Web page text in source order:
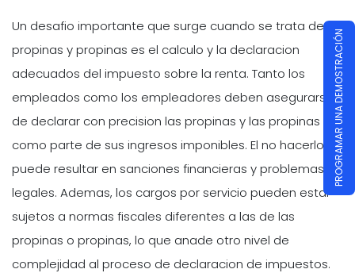
Un desafio importante que surge cuando se trata de
propinas y propinas es el calculo y la declaracion
adecuados del impuesto sobre la renta. Tanto los
empleados como los empleadores deben asegurarse
de declarar con precision las propinas y las propinas
como parte de sus ingresos imponibles. El no hacerlo
puede resultar en sanciones financieras y problemas
legales. Ademas, los cargos por servicio pueden estar
sujetos a normas fiscales diferentes a las de las
propinas o propinas, lo que anade otro nivel de
complejidad al proceso de declaracion de impuestos.
PROGRAMAR UNA DEMOSTRACIÓN